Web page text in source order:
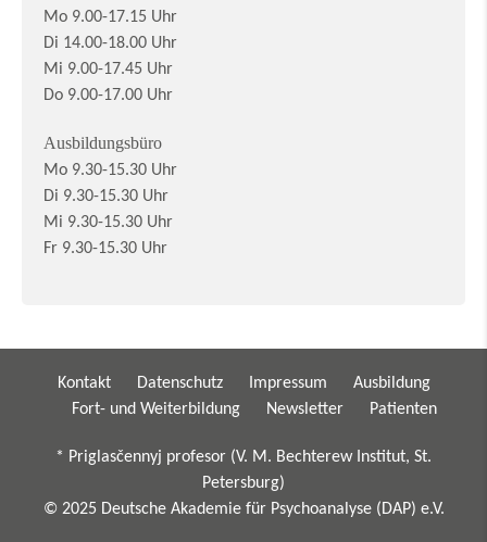
Mo 9.00-17.15 Uhr
Di 14.00-18.00 Uhr
Mi 9.00-17.45 Uhr
Do 9.00-17.00 Uhr
Ausbildungsbüro
Mo 9.30-15.30 Uhr
Di 9.30-15.30 Uhr
Mi 9.30-15.30 Uhr
Fr 9.30-15.30 Uhr
Kontakt Datenschutz Impressum
Ausbildung
Fort- und Weiterbildung
Newsletter Patienten
* Priglasčennyj profesor (V. M. Bechterew Institut, St.
Petersburg)
© 2025 Deutsche Akademie für Psychoanalyse (DAP) e.V.